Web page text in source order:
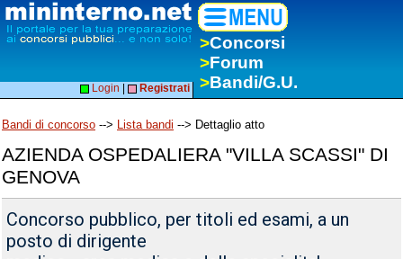
>Concorsi
>Forum
>Bandi/G.U.
Login Registrati
Bandi di concorso --> Lista bandi --> Dettaglio atto
AZIENDA OSPEDALIERA "VILLA SCASSI" DI
GENOVA
Concorso pubblico, per titoli ed esami, a un
posto di dirigente